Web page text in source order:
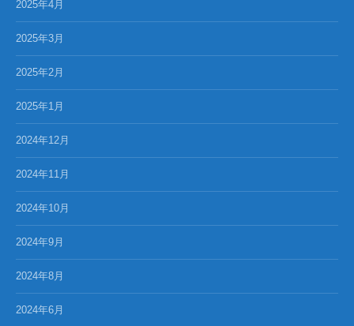
2025年4月
2025年3月
2025年2月
2025年1月
2024年12月
2024年11月
2024年10月
2024年9月
2024年8月
2024年6月